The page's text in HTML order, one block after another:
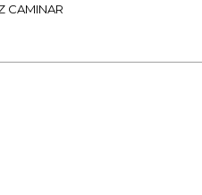
CAMINAR